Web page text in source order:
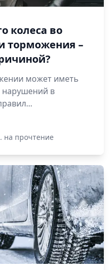
колеса во
торможения –
может иметь
в
на прочтение